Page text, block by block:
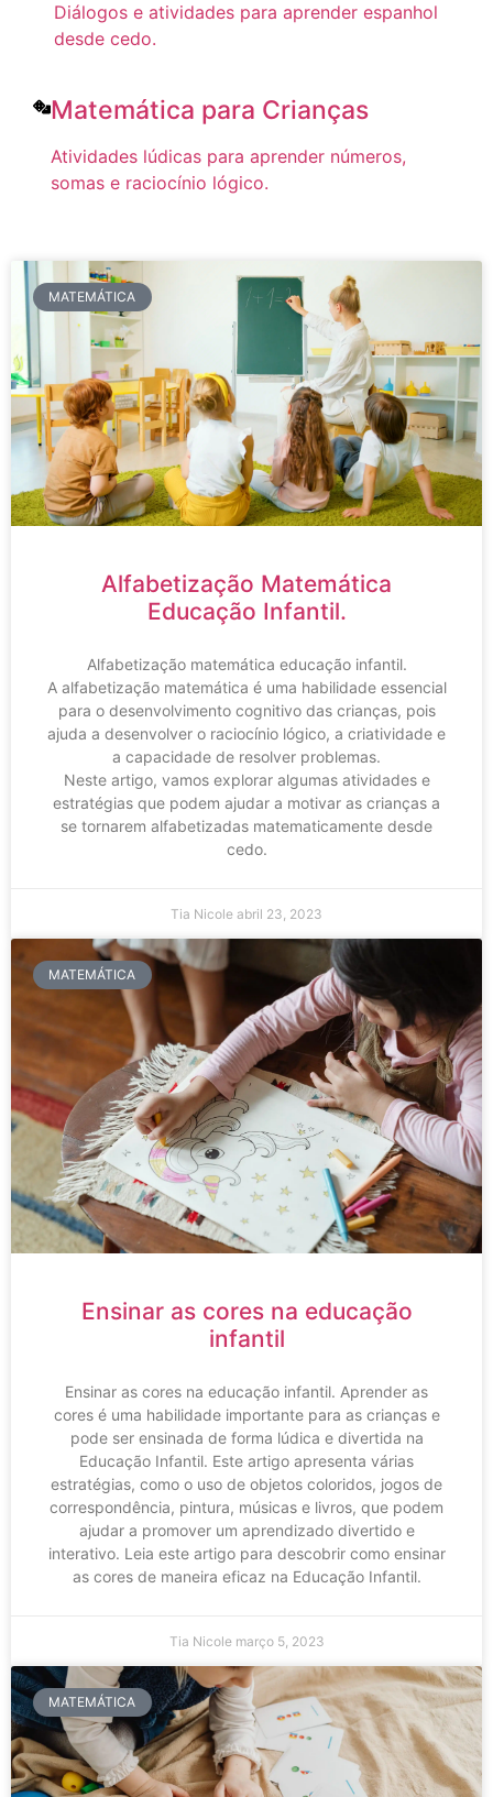
Diálogos e atividades para aprender espanhol
desde cedo.
Matemática para Crianças
Atividades lúdicas para aprender números,
somas e raciocínio lógico.
MATEMÁTICA
Alfabetização Matemática
Educação Infantil.
Alfabetização matemática educação infantil.
A alfabetização matemática é uma habilidade essencial
para o desenvolvimento cognitivo das crianças, pois
ajuda a desenvolver o raciocínio lógico, a criatividade e
a capacidade de resolver problemas.
Neste artigo, vamos explorar algumas atividades e
estratégias que podem ajudar a motivar as crianças a
se tornarem alfabetizadas matematicamente desde
cedo.
Tia Nicole abril 23, 2023
MATEMÁTICA
Ensinar as cores na educação
infantil
Ensinar as cores na educação infantil. Aprender as
cores é uma habilidade importante para as crianças e
pode ser ensinada de forma lúdica e divertida na
Educação Infantil. Este artigo apresenta várias
estratégias, como o uso de objetos coloridos, jogos de
correspondência, pintura, músicas e livros, que podem
ajudar a promover um aprendizado divertido e
interativo. Leia este artigo para descobrir como ensinar
as cores de maneira eficaz na Educação Infantil.
Tia Nicole março 5, 2023
MATEMÁTICA